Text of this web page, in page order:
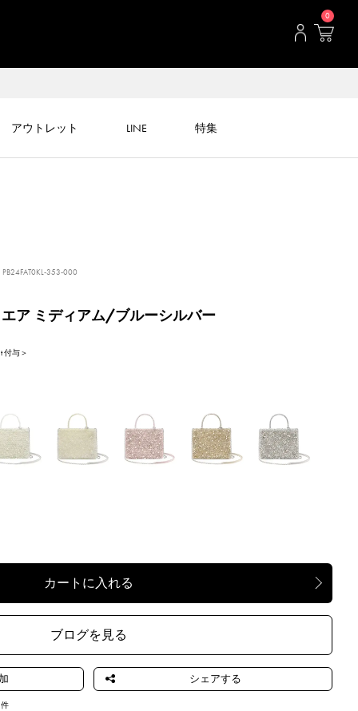
0
アウトレット LINE 特集
PB24FAT0KL-353-000
ア ミディアム/ブルーシルバー
付与＞
ブログを見る
件